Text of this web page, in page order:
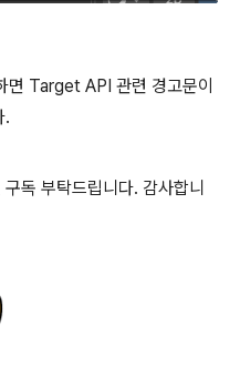
Target API 관련 경고문이
.
독 부탁드립니다. 감사합니